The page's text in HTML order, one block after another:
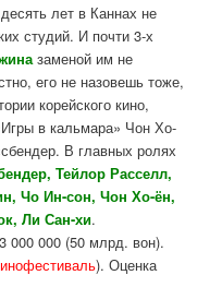
лет в Каннах не
студий. И почти 3-х
заменой им не
его не назовешь тоже,
корейского кино,
в кальмара» Чон Хо-
В главных ролях
Тейлор Расселл,
Чо Ин-сон, Чон Хо-ён,
Ли Сан-хи.
000 000 (50 млрд. вон).
). Оценка